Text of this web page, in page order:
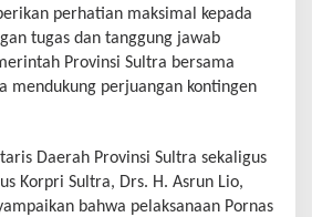
perhatian maksimal kepada
tugas dan tanggung jawab
Provinsi Sultra bersama
mendukung perjuangan kontingen
Daerah Provinsi Sultra sekaligus
Korpri Sultra, Drs. H. Asrun Lio,
bahwa pelaksanaan Pornas